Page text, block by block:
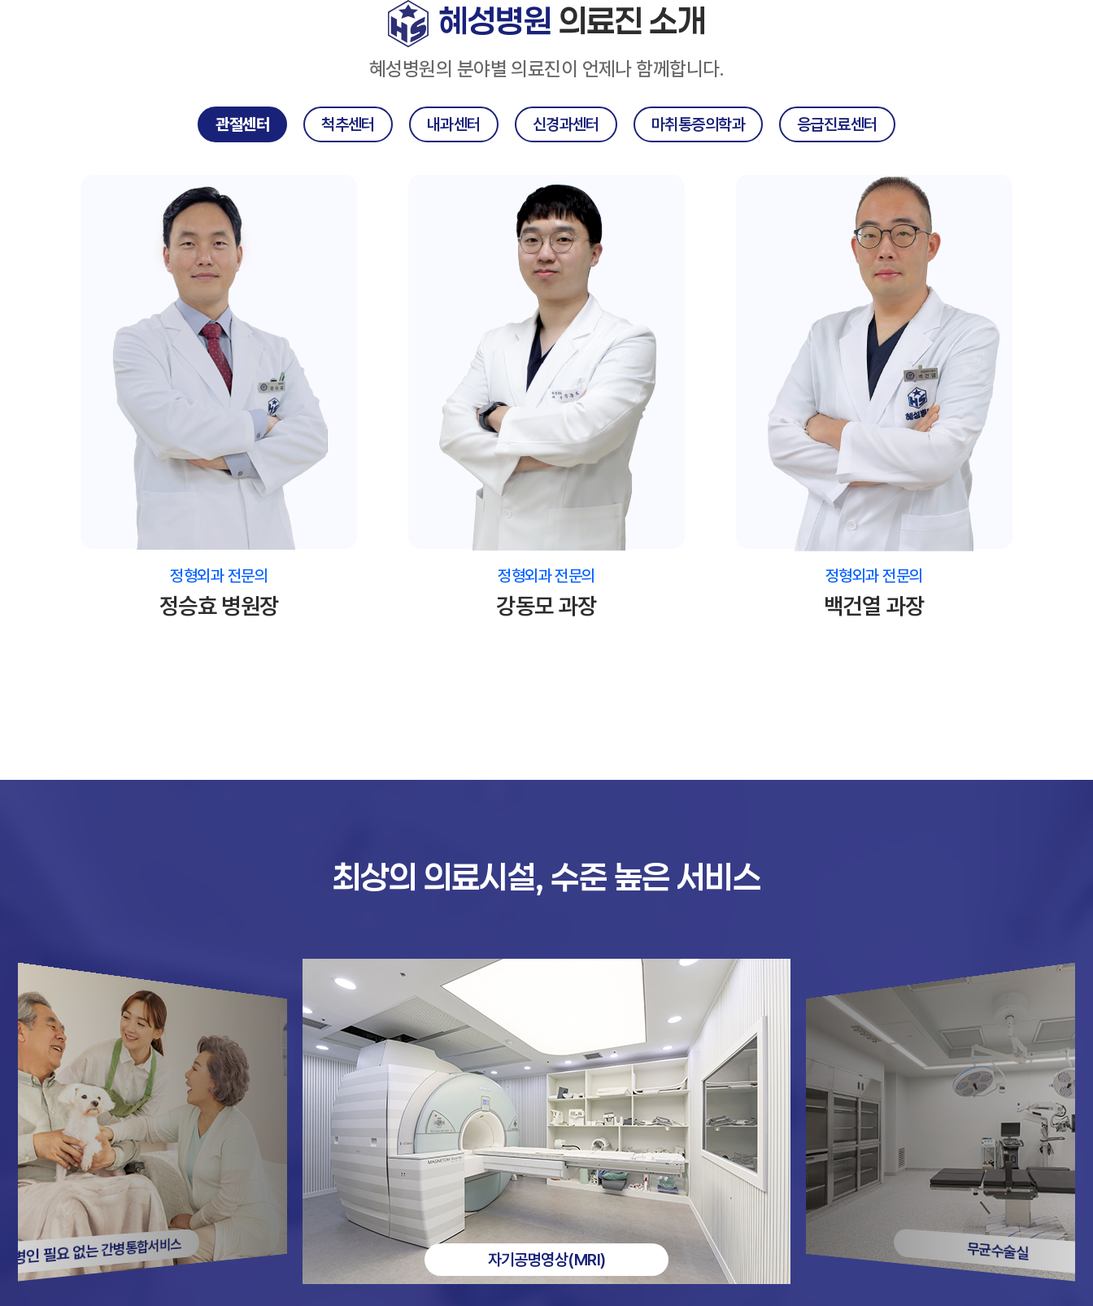
혜성병원 의료진 소개
혜성병원의 분야별 의료진이 언제나 함께합니다.
관절센터 척추센터 내과센터 신경과센터 마취통증의학과 응급진료센터
정형외과 전문의
정승효 병원장
정형외과 전문의
강동모 과장
정형외과 전문의
백건열 과장
최상의 의료시설, 수준 높은 서비스
병인 필요 없는 간병통합서비스 자기공명영상(MRI) 무균수술실